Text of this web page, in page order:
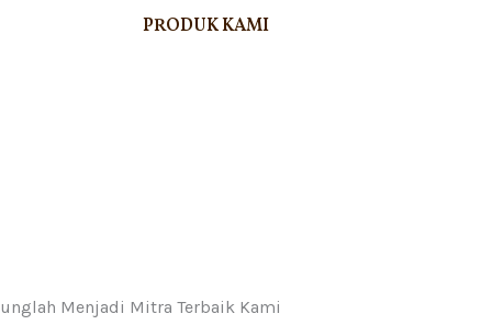
PRODUK KAMI
Menjadi Mitra Terbaik Kami